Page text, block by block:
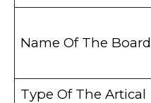
Name Of The Board
Type Of The Artical